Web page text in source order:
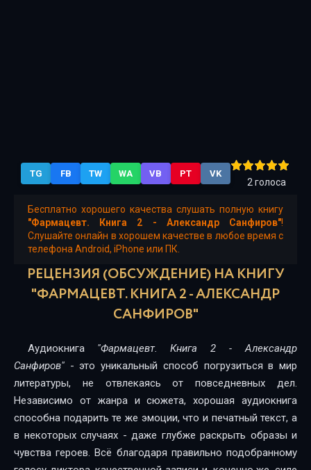
TG
FB TW WA VB PT VK
2 голоса
Бесплатно хорошего качества слушать полную книгу
"Фармацевт. Книга 2 - Александр Санфиров"!
Слушайте онлайн в хорошем качестве в любое время с
телефона Android, iPhone или ПК.
РЕЦЕНЗИЯ (ОБСУЖДЕНИЕ) НА КНИГУ
"ФАРМАЦЕВТ. КНИГА 2 - АЛЕКСАНДР
САНФИРОВ"
Аудиокнига "Фармацевт. Книга 2 - Александр
Санфиров" - это уникальный способ погрузиться в мир
литературы, не отвлекаясь от повседневных дел.
Независимо от жанра и сюжета, хорошая аудиокнига
способна подарить те же эмоции, что и печатный текст, а
в некоторых случаях - даже глубже раскрыть образы и
чувства героев. Всё благодаря правильно подобранному